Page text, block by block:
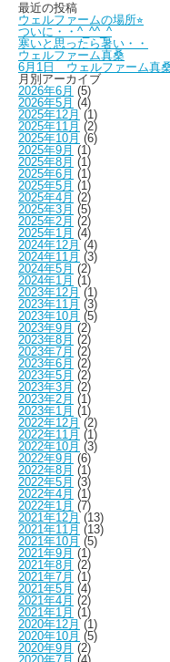
最近の投稿
ウェルファームの場所⭐︎
ついに・・^_^^_^
寒いと思ったら暑い・・
ウェルファーム真桑
6月1日 ウェルファーム真
月別アーカイブ
2026年6月 (5)
2026年5月 (4)
2025年12月 (1)
2025年11月 (2)
2025年10月 (6)
2025年9月 (1)
2025年8月 (1)
2025年6月 (1)
2025年5月 (1)
2025年4月 (2)
2025年3月 (5)
2025年2月 (2)
2025年1月 (4)
2024年12月 (4)
2024年11月 (3)
2024年5月 (2)
2024年1月 (1)
2023年12月 (1)
2023年11月 (3)
2023年10月 (5)
2023年9月 (2)
2023年8月 (2)
2023年7月 (2)
2023年6月 (2)
2023年5月 (2)
2023年3月 (2)
2023年2月 (1)
2023年1月 (1)
2022年12月 (2)
2022年11月 (1)
2022年10月 (3)
2022年9月 (6)
2022年8月 (1)
2022年5月 (3)
2022年4月 (1)
2022年1月 (7)
2021年12月 (13)
2021年11月 (13)
2021年10月 (5)
2021年9月 (1)
2021年8月 (2)
2021年7月 (1)
2021年5月 (4)
2021年4月 (2)
2021年1月 (1)
2020年12月 (1)
2020年10月 (5)
2020年9月 (2)